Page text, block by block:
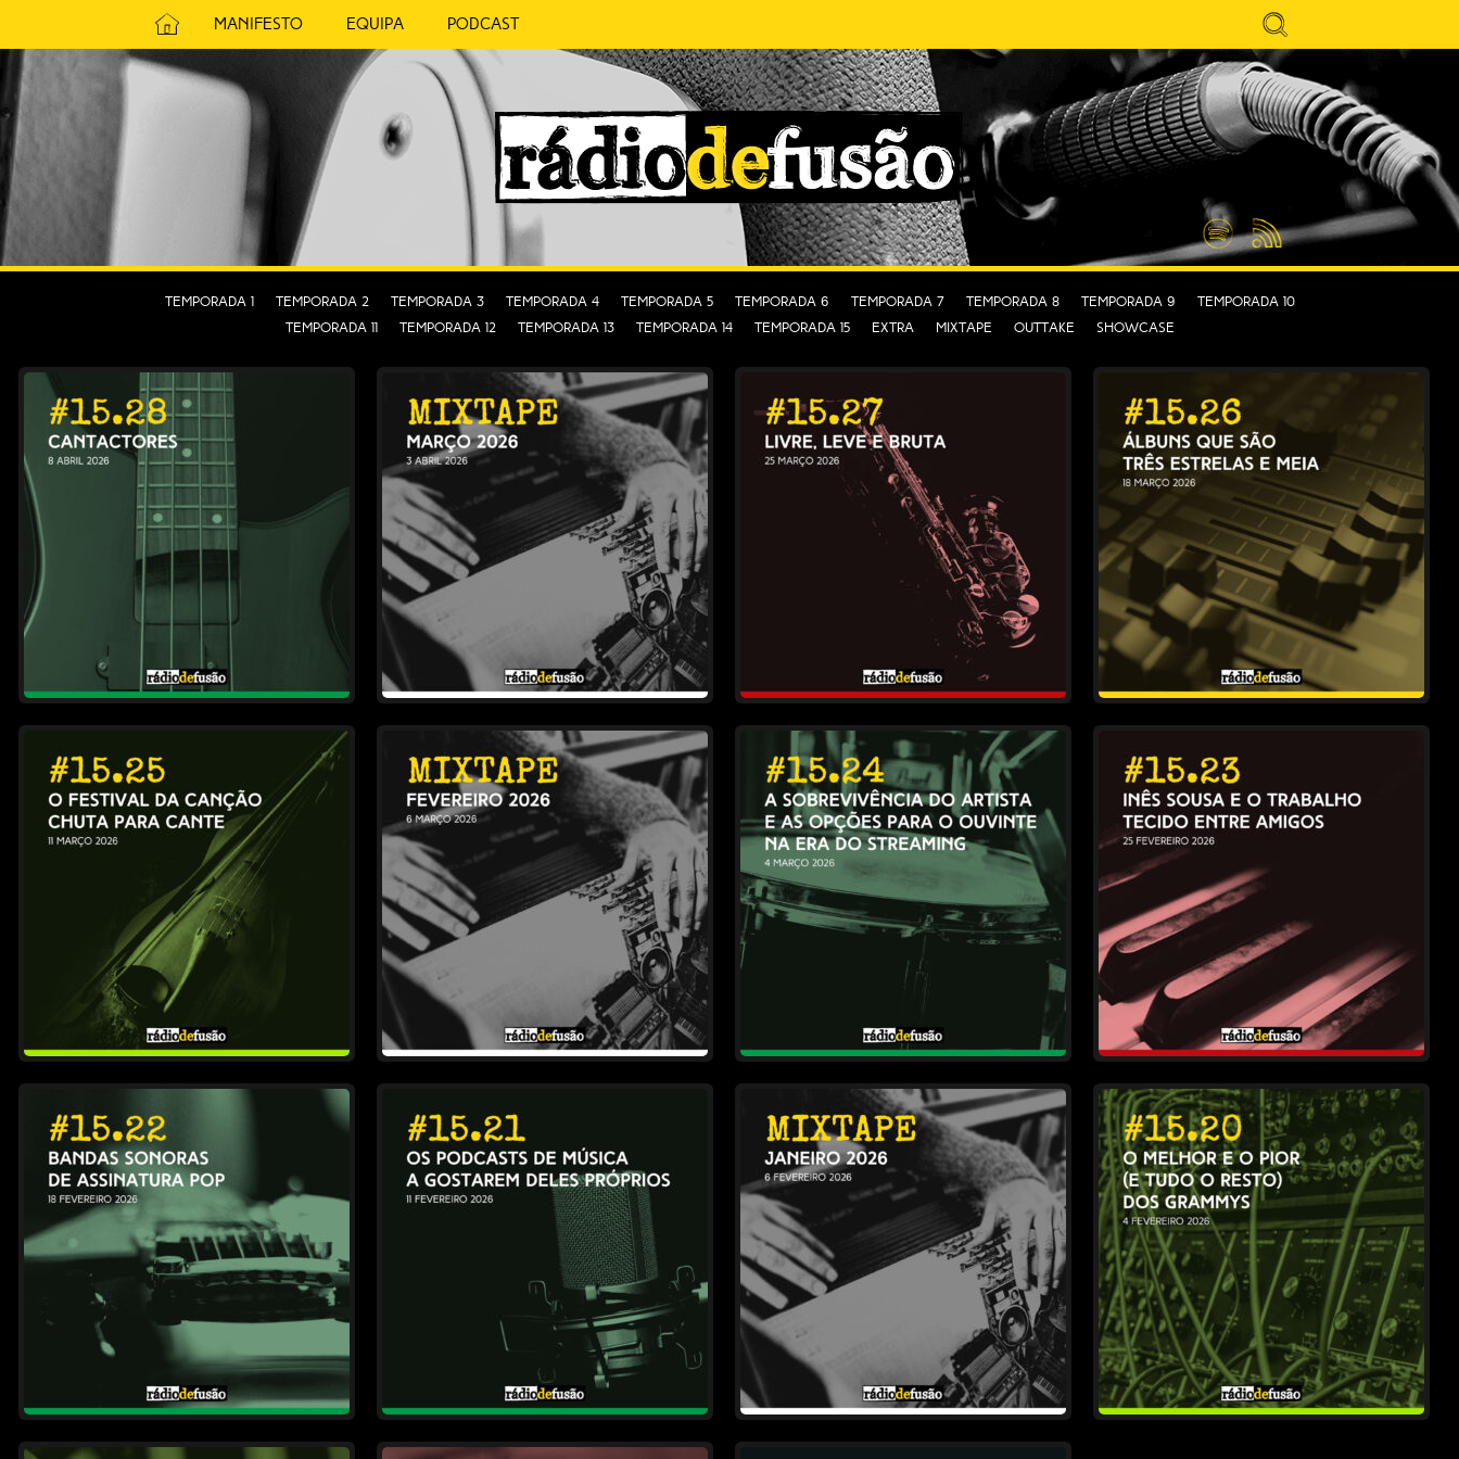
Avançar
para
o
conteúdo
Manifesto Equipa Podcast
Search
for:
RÁDIO DEFUSÃO
MÚSICA SEM PRECONCEITOS. CONVERSA SEM PRETENSÕES.
Spotify Feed
RSS
Temporada 1 Temporada 2 Temporada 3 Temporada 4 Temporada 5 Temporada 6 Temporada 7 Temporada 8 Temporada 9
Temporada 10
Temporada 11
Temporada 12 Temporada 13 Temporada 14 Temporada 15 EXTRA MIXTAPE OUTTAKE SHOWCASE